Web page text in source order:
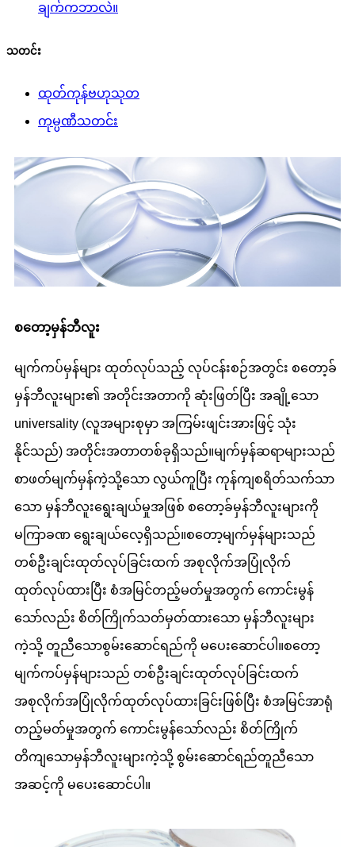
ချက်ကဘာလဲ။
သတင်း
ထုတ်ကုန်ဗဟုသုတ
ကုမ္ပဏီသတင်း
စတော့မှန်ဘီလူး
မျက်ကပ်မှန်များ ထုတ်လုပ်သည့် လုပ်ငန်းစဉ်အတွင်း စတော့ခ်
မှန်ဘီလူးများ၏ အတိုင်းအတာကို ဆုံးဖြတ်ပြီး အချို့သော
universality (လူအများစုမှာ အကြမ်းဖျင်းအားဖြင့် သုံး
နိုင်သည်) အတိုင်းအတာတစ်ခုရှိသည်။မျက်မှန်ဆရာများသည်
စာဖတ်မျက်မှန်ကဲ့သို့သော လွယ်ကူပြီး ကုန်ကျစရိတ်သက်သာ
သော မှန်ဘီလူးရွေးချယ်မှုအဖြစ် စတော့ခ်မှန်ဘီလူးများကို
မကြာခဏ ရွေးချယ်လေ့ရှိသည်။စတော့မျက်မှန်များသည်
တစ်ဦးချင်းထုတ်လုပ်ခြင်းထက် အစုလိုက်အပြုံလိုက်
ထုတ်လုပ်ထားပြီး စံအမြင်တည့်မတ်မှုအတွက် ကောင်းမွန်
သော်လည်း စိတ်ကြိုက်သတ်မှတ်ထားသော မှန်ဘီလူးများ
ကဲ့သို့ တူညီသောစွမ်းဆောင်ရည်ကို မပေးဆောင်ပါ။စတော့
မျက်ကပ်မှန်များသည် တစ်ဦးချင်းထုတ်လုပ်ခြင်းထက်
အစုလိုက်အပြုံလိုက်ထုတ်လုပ်ထားခြင်းဖြစ်ပြီး စံအမြင်အာရုံ
တည့်မတ်မှုအတွက် ကောင်းမွန်သော်လည်း စိတ်ကြိုက်
တိကျသောမှန်ဘီလူးများကဲ့သို့ စွမ်းဆောင်ရည်တူညီသော
အဆင့်ကို မပေးဆောင်ပါ။